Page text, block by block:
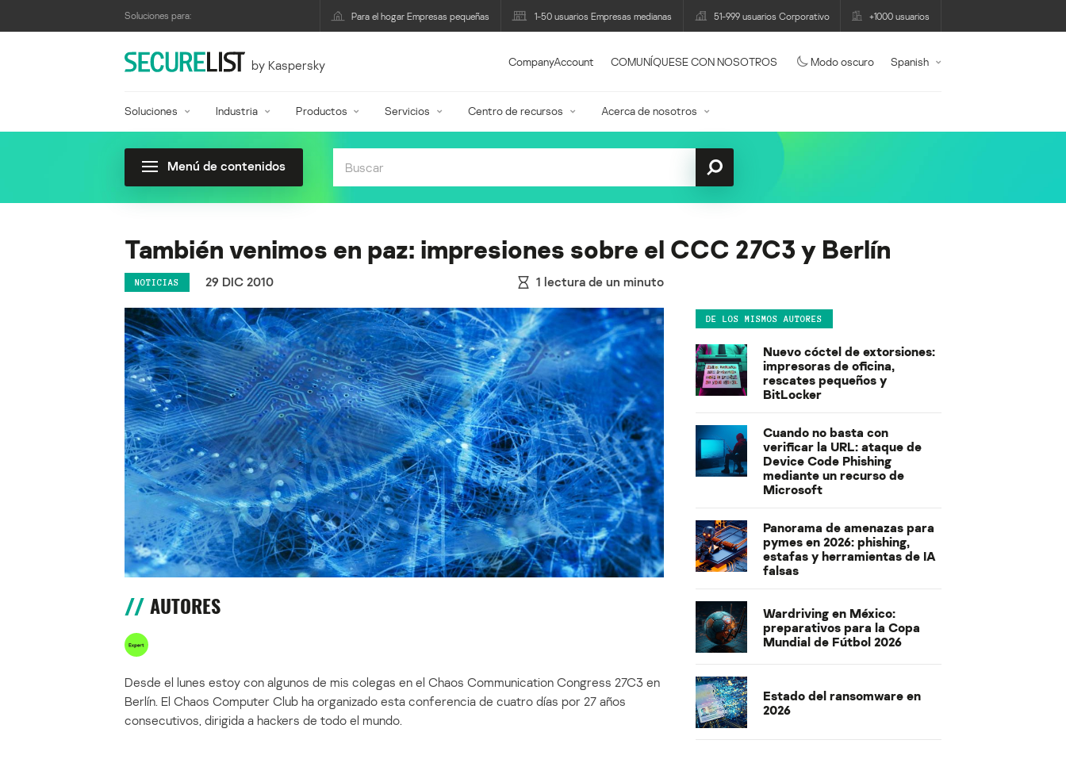
Soluciones para: Para el hogar Empresas pequeñas 1-50 usuarios Empresas medianas 51-999 usuarios Corporativo +1000 usuarios
by Kaspersky CompanyAccount COMUNÍQUESE CON NOSOTROS Modo oscuro Spanish
Soluciones Industria Productos Servicios Centro de recursos Acerca de nosotros
Menú de contenidos
También venimos en paz: impresiones sobre el CCC 27C3 y Berlín
NOTICIAS 29 DIC 2010 1 lectura de un minuto
AUTORES
Desde el lunes estoy con algunos de mis colegas en el Chaos Communication Congress 27C3 en
Berlín. El Chaos Computer Club ha organizado esta conferencia de cuatro días por 27 años
consecutivos, dirigida a hackers de todo el mundo.
DE LOS MISMOS AUTORES
Nuevo cóctel de extorsiones:
impresoras de oficina,
rescates pequeños y
BitLocker
Cuando no basta con
verificar la URL: ataque de
Device Code Phishing
mediante un recurso de
Microsoft
Panorama de amenazas para
pymes en 2026: phishing,
estafas y herramientas de IA
falsas
Wardriving en México:
preparativos para la Copa
Mundial de Fútbol 2026
Estado del ransomware en
2026